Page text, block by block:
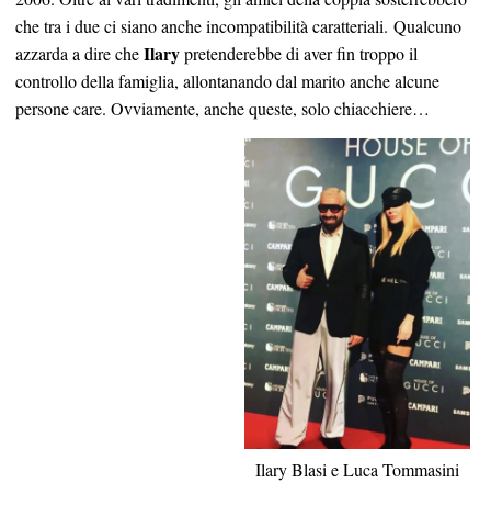
che tra i due ci siano anche incompatibilità caratteriali. Qualcuno
azzarda a dire cheIlarypretenderebbe di aver fin troppo il
controllo della famiglia, allontanando dal marito anche alcune
persone care. Ovviamente, anche queste, solo chiacchiere…
Ilary Blasi e Luca Tommasini